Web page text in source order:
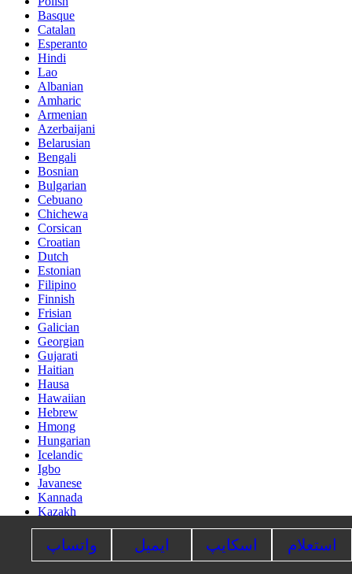
واتساپ ایمیل اسکایپ استعلام
Basque
Catalan
Esperanto
Hindi
Lao
Albanian
Amharic
Armenian
Azerbaijani
Belarusian
Bengali
Bosnian
Bulgarian
Cebuano
Chichewa
Corsican
Croatian
Dutch
Estonian
Filipino
Finnish
Frisian
Galician
Georgian
Gujarati
Haitian
Hausa
Hawaiian
Hebrew
Hmong
Hungarian
Icelandic
Igbo
Javanese
Kannada
Kazakh
Khmer
Kurdish
Kyrgyz